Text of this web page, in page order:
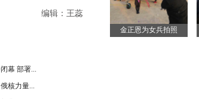
编辑：王蕊
金正恩为女兵拍照